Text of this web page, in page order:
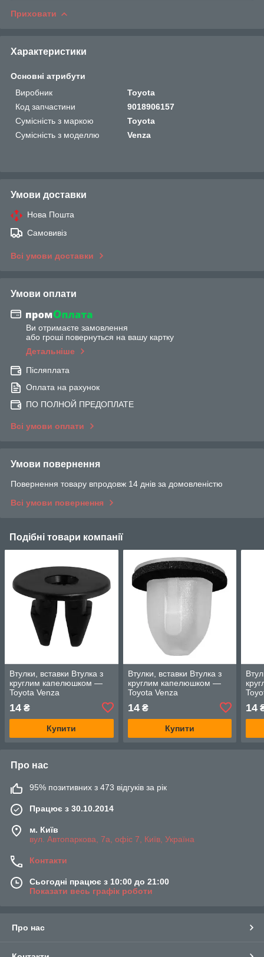
Приховати
Характеристики
Основні атрибути
Виробник
Toyota
Код запчастини
9018906157
Сумісність з маркою
Toyota
Сумісність з моделлю
Venza
Умови доставки
Нова Пошта
Самовивіз
Всі умови доставки
Умови оплати
Ви отримаєте замовлення
або гроші повернуться на вашу картку
Детальніше
Післяплата
Оплата на рахунок
ПО ПОЛНОЙ ПРЕДОПЛАТЕ
Всі умови оплати
Умови повернення
Повернення товару впродовж 14 днів за домовленістю
Всі умови повернення
Подібні товари компанії
Втулки, вставки Втулка з
круглим капелюшком —
Toyota Venza
14 ₴
Купити
Втулки, вставки Втулка з
круглим капелюшком —
Toyota Venza
14₴
Купити
14
Про нас
95% позитивних з 473 відгуків за рік
Працює з 30.10.2014
м. Київ
вул. Автопаркова, 7а, офіс 7, Київ, Україна
Контакти
Сьогодні працює з 10:00 до 21:00
Показати весь графік роботи
Про нас